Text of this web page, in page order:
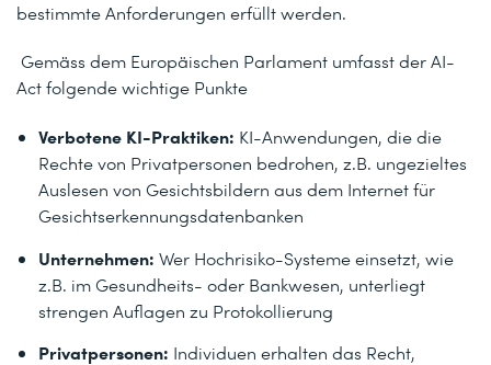
bestimmte Anforderungen erfüllt werden.
Gemäss dem Europäischen Parlament umfasst der AI-
Act folgende wichtige Punkte
Verbotene KI-Praktiken: KI-Anwendungen, die die
Rechte von Privatpersonen bedrohen, z.B. ungezieltes
Auslesen von Gesichtsbildern aus dem Internet für
Gesichtserkennungsdatenbanken
Unternehmen: Wer Hochrisiko-Systeme einsetzt, wie
z.B. im Gesundheits- oder Bankwesen, unterliegt
strengen Auflagen zu Protokollierung
Privatpersonen: Individuen erhalten das Recht,